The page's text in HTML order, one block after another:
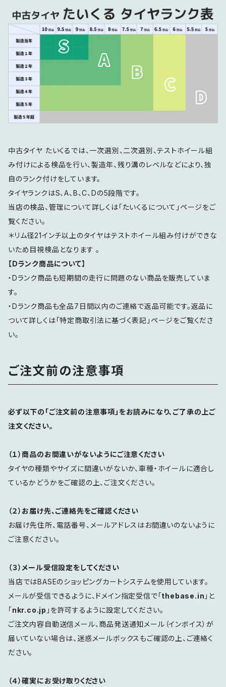
中古タイヤ たいくるでは、一次選別、二次選別、テストホイール組
み付けによる検品を行い、製造年、残り溝のレベルなどにより、独
自のランク付けをしています。
タイヤランクはS、A、B、C、Dの5段階です。
当店の検品、管理について詳しくは「たいくるについて」ページをご
覧ください。
＊リム径21インチ以上のタイヤはテストホイール組み付けができな
いため目視検品となります 。
【Dランク商品について】
・Dランク商品も短期間の走行に問題のない商品を販売していま
す。
・Dランク商品も全品7日間以内のご連絡で返品可能です。返品に
ついて詳しくは「特定商取引法に基づく表記」ページをご覧くださ
い。
ご注文前の注意事項
必ず以下の「ご注文前の注意事項」をお読みになり、ご了承の上ご
注文ください。
（１）商品のお間違いがないようにご注意ください
タイヤの種類やサイズに間違いがないか、車種・ホイールに適合し
ているかどうかをご確認の上、ご注文ください。
（２）お届け先、ご連絡先をご確認ください
お届け先住所、電話番号、メールアドレスはお間違いのないように
ご注意ください。
（３）メール受信設定をしてください
当店ではBASEのショッピングカートシステムを使用しています。
メールが受信できるように、ドメイン指定受信で「thebase.in 」と
「nkr.co.jp 」を許可するように設定してください。
ご注文内容自動送信メール、商品発送通知メール（インボイス）が
届いていない場合は、迷惑メールボックスもご確認の上、ご連絡く
ださい。
（４）確実にお受け取りください